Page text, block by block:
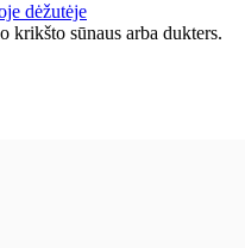
dėžutėje
krikšto sūnaus arba dukters.